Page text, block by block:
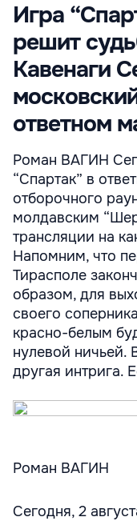
Игра
решит
Кавенаги
ответном
Роман ВАГИН
“Спартак” в
отборочного
молдавским
трансляции на
Напомним, что
Тирасполе
образом, для
своего
красно-белым
нулевой ничьей.
другая интрига.
Роман ВАГИН
Сегодня, 2